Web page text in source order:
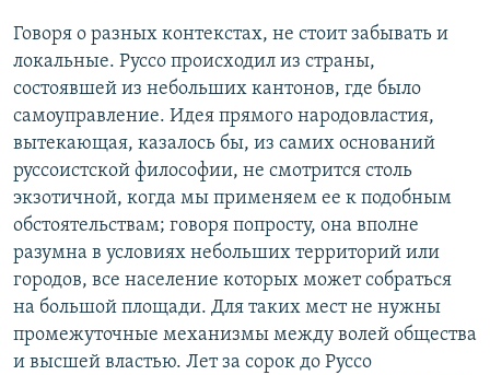
Говоря о разных контекстах, не стоит забывать и
локальные. Руссо происходил из страны,
состоявшей из небольших кантонов, где было
самоуправление. Идея прямого народовластия,
вытекающая, казалось бы, из самих оснований
руссоистской философии, не смотрится столь
экзотичной, когда мы применяем ее к подобным
обстоятельствам; говоря попросту, она вполне
разумна в условиях небольших территорий или
городов, все население которых может собраться
на большой площади. Для таких мест не нужны
промежуточные механизмы между волей общества
и высшей властью. Лет за сорок до Руссо